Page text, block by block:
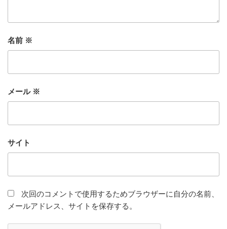
名前 ※
メール ※
サイト
次回のコメントで使用するためブラウザーに自分の名前、
メールアドレス、サイトを保存する。